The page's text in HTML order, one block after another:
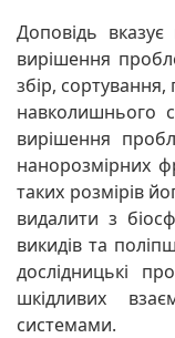
Доповідь
вирішення
збір,
навколишнього
вирішення
нанорозмірних
таких розмірів
видалити з
викидів та
дослідницькі
шкідливих
системами.